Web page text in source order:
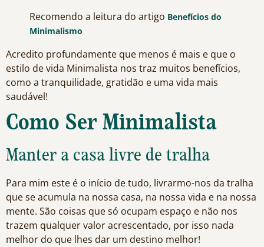
Recomendo a leitura do artigo Benefícios do
Minimalismo
Acredito profundamente que menos é mais e que o
estilo de vida Minimalista nos traz muitos benefícios,
como a tranquilidade, gratidão e uma vida mais
saudável!
Como Ser Minimalista
Manter a casa livre de tralha
Para mim este é o início de tudo, livrarmo-nos da tralha
que se acumula na nossa casa, na nossa vida e na nossa
mente. São coisas que só ocupam espaço e não nos
trazem qualquer valor acrescentado, por isso nada
melhor do que lhes dar um destino melhor!